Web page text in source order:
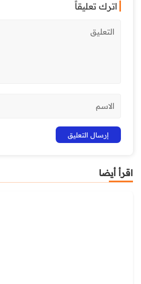
اترك تعليقاً
اقرأ أيضا